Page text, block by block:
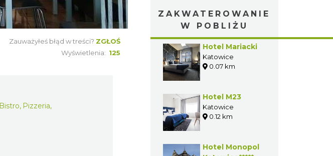
Zauważyłeś błąd w treści? ZGŁOŚ
Wyświetlenia: 125
Bistro, Pizzeria,
ZAKWATEROWANIE
W POBLIŻU
Hotel Mariacki
Katowice
0.07 km
Hotel M23
Katowice
0.12 km
Hotel Monopol